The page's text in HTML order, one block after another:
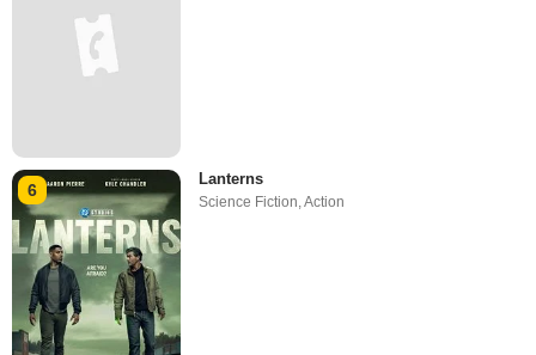
6
Lanterns
Science Fiction,Action